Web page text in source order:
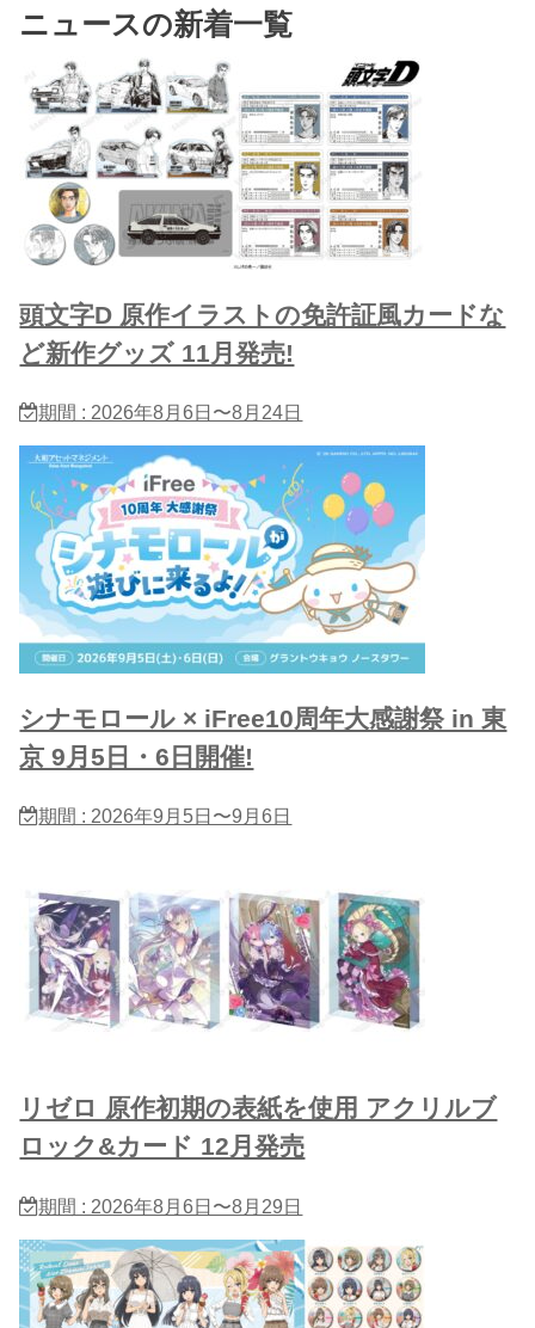
ニュースの新着一覧
頭文字D 原作イラストの免許証風カードな
ど新作グッズ 11月発売!
期間 : 2026年8月6日〜8月24日
シナモロール × iFree10周年大感謝祭 in 東
京 9月5日・6日開催!
期間 : 2026年9月5日〜9月6日
リゼロ 原作初期の表紙を使用 アクリルブ
ロック&カード 12月発売
期間 : 2026年8月6日〜8月29日